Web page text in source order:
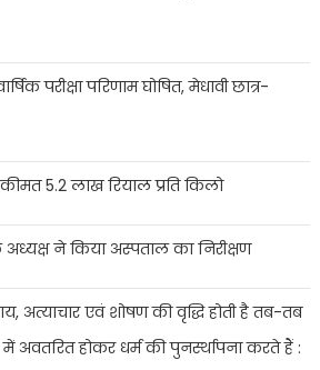
परीक्षा परिणाम घोषित, मेधावी छात्र-
5.2 लाख रियाल प्रति किलो
ने किया अस्पताल का निरीक्षण
अत्याचार एवं शोषण की वृद्धि होती है तब-तब
होकर धर्म की पुनर्स्थापना करते हैं :